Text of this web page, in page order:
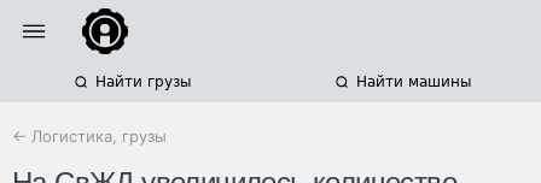
Найти грузы Найти машины
← Логистика, грузы